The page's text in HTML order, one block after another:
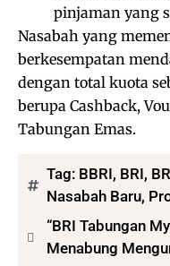
pinjaman yang
Nasabah yang
berkesempatan
dengan total kuota
berupa Cashback,
Tabungan Emas.
Tag: BBRI, BRI,
Nasabah Baru,
“BRI Tabungan
Menabung